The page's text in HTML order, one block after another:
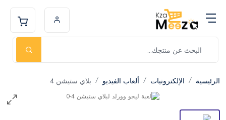
الرئيسية الإلكترونيات ألعاب الفيديو بلاي ستيشن 4